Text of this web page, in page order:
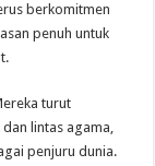
berkomitmen
penuh untuk
turut
lintas agama,
penjuru dunia.